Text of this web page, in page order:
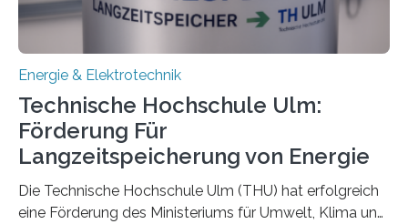
Energie & Elektrotechnik
Technische Hochschule Ulm:
Förderung Für
Langzeitspeicherung von Energie
Die Technische Hochschule Ulm (THU) hat erfolgreich
eine Förderung des Ministeriums für Umwelt, Klima und